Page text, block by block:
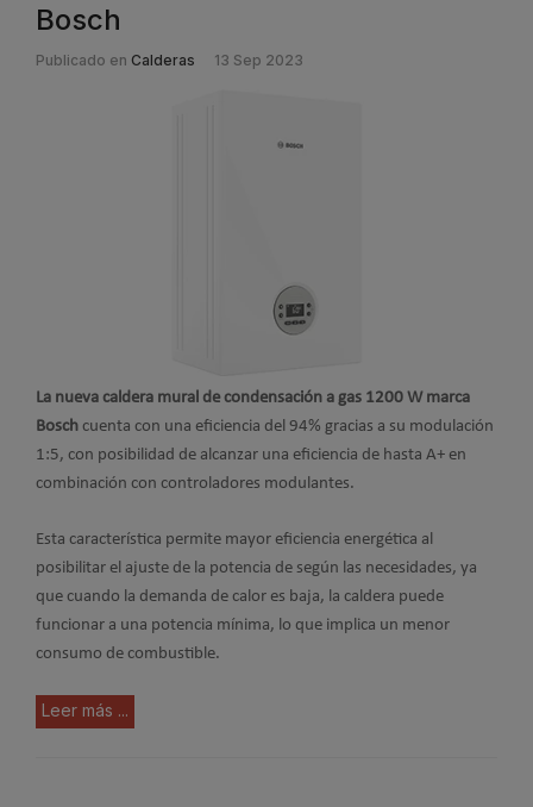
Bosch
Publicado en Calderas 13 Sep 2023
La nueva caldera mural de condensación a gas 1200 W marca
Bosch cuenta con una eficiencia del 94% gracias a su modulación
1:5, con posibilidad de alcanzar una eficiencia de hasta A+ en
combinación con controladores modulantes.
Esta característica permite mayor eficiencia energética al
posibilitar el ajuste de la potencia de según las necesidades, ya
que cuando la demanda de calor es baja, la caldera puede
funcionar a una potencia mínima, lo que implica un menor
consumo de combustible.
Leer más ...